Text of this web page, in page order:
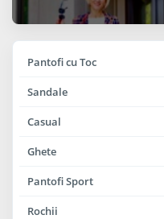
Pantofi cu Toc
Sandale
Casual
Ghete
Pantofi Sport
Rochii